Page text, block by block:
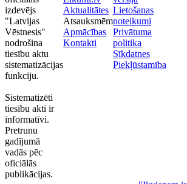
izdevējs
"Latvijas
Vēstnesis"
nodrošina
tiesību aktu
sistematizācijas
funkciju.
Sistematizēti
tiesību akti ir
informatīvi.
Pretrunu
gadījumā
vadās pēc
oficiālās
publikācijas.
Aktualitātes
Atsauksmēm
Apmācības
Kontakti
Lietošanas
noteikumi
Privātuma
politika
Sīkdatnes
Piekļūstamība